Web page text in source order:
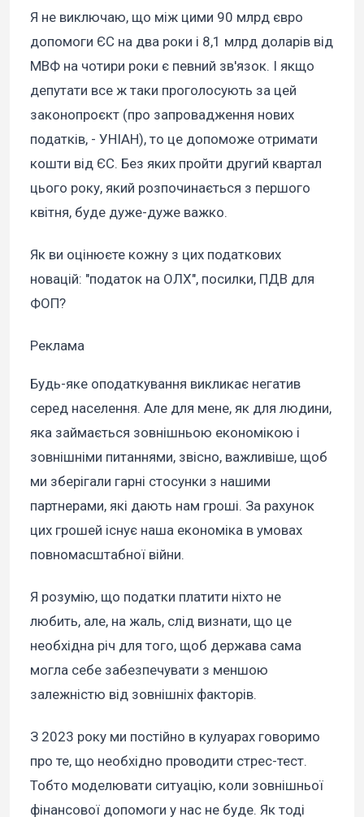
Я не виключаю, що між цими 90 млрд євро
допомоги ЄС на два роки і 8,1 млрд доларів від
МВФ на чотири роки є певний зв'язок. І якщо
депутати все ж таки проголосують за цей
законопроєкт (про запровадження нових
податків, - УНІАН), то це допоможе отримати
кошти від ЄС. Без яких пройти другий квартал
цього року, який розпочинається з першого
квітня, буде дуже-дуже важко.
Як ви оцінюєте кожну з цих податкових
новацій: "податок на ОЛХ", посилки, ПДВ для
ФОП?
Реклама
Будь-яке оподаткування викликає негатив
серед населення. Але для мене, як для людини,
яка займається зовнішньою економікою і
зовнішніми питаннями, звісно, важливіше, щоб
ми зберігали гарні стосунки з нашими
партнерами, які дають нам гроші. За рахунок
цих грошей існує наша економіка в умовах
повномасштабної війни.
Я розумію, що податки платити ніхто не
любить, але, на жаль, слід визнати, що це
необхідна річ для того, щоб держава сама
могла себе забезпечувати з меншою
залежністю від зовнішніх факторів.
З 2023 року ми постійно в кулуарах говоримо
про те, що необхідно проводити стрес-тест.
Тобто моделювати ситуацію, коли зовнішньої
фінансової допомоги у нас не буде. Як тоді